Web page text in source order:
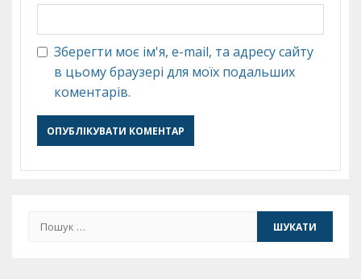
Зберегти моє ім'я, e-mail, та адресу сайту
в цьому браузері для моїх подальших
коментарів.
Пошук: